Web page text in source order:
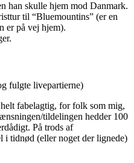
han skulle hjem mod Danmark.
til “Bluemountins” (er en
er på vej hjem).
fulgte livepartierne)
fabelagtig, for folk som mig,
tildelingen hedder 100
På trods af
tidnød (eller noget der lignede)